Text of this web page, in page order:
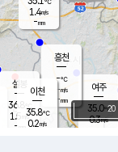
여주
35.0℃
0.3m/s
흥천
-℃
-m/s
-mm
설봉
36.8
1.5 m/s
- mm
이천
35.8℃
0.2m/s
1.4m/s
-mm
20